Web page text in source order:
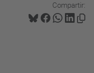
Compartir: